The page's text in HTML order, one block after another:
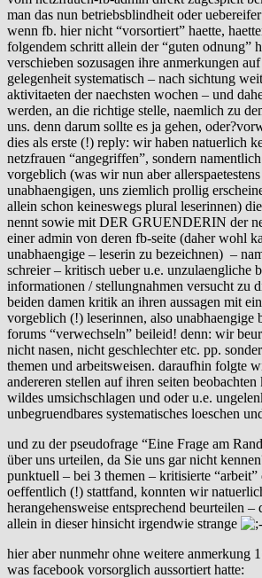
man das nun betriebsblindheit oder
wenn fb. hier nicht “vorsortiert” haette,
folgendem schritt allein der “guten odnung”
verschieben sozusagen ihre anmerkungen
gelegenheit systematisch – nach sichtung
aktivitaeten der naechsten wochen – und
werden, an die richtige stelle, naemlich zu
uns. denn darum sollte es ja gehen,
dies als erste (!) reply: wir haben natuerlich
netzfrauen “angegriffen”, sondern
vorgeblich (was wir nun aber
unabhaengigen, uns ziemlich prollig
allein schon keineswegs plural leserinnen)
nennt sowie mit DER GRUENDERIN der
einer admin von deren fb-seite (daher wohl
unabhaengige – leserin zu bezeichnen) –
schreier – kritisch ueber u.e. unzulaengliche
informationen / stellungnahmen versucht zu
beiden damen kritik an ihren aussagen mit
vorgeblich (!) leserinnen, also unabhaengige
forums “verwechseln” beileid! denn: wir
nicht nasen, nicht geschlechter etc. pp.
themen und arbeitsweisen. daraufhin folgte
andereren stellen auf ihren seiten
wildes umsichschlagen und oder u.e.
unbegruendbares systematisches loeschen
und zu der pseudofrage “Eine Frage am
über uns urteilen, da Sie uns gar nicht
punktuell – bei 3 themen – kritisierte “arbeit”
oeffentlich (!) stattfand, konnten wir
herangehensweise entsprechend beurteilen –
allein in dieser hinsicht irgendwie strange
hier aber nunmehr ohne weitere anmerkung
was facebook vorsorglich aussortiert hatte: